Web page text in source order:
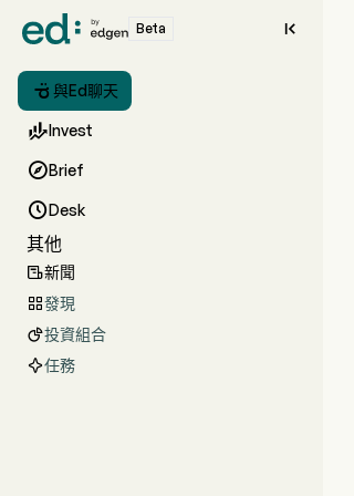
Beta 
 與Ed聊天
Invest
Brief
Desk
其他
新聞
發現
投資組合
任務